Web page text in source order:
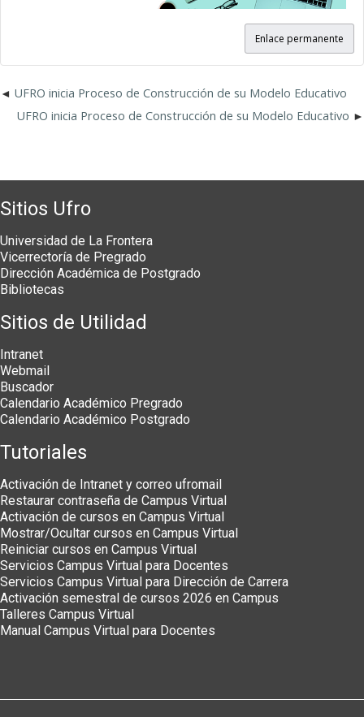
Enlace permanente
UFRO inicia Proceso de Construcción de su Modelo Educativo
UFRO inicia Proceso de Construcción de su Modelo Educativo
Sitios Ufro
Universidad de La Frontera
Vicerrectoría de Pregrado
Dirección Académica de Postgrado
Bibliotecas
Sitios de Utilidad
Intranet
Webmail
Buscador
Calendario Académico Pregrado
Calendario Académico Postgrado
Tutoriales
Activación de Intranet y correo ufromail
Restaurar contraseña de Campus Virtual
Activación de cursos en Campus Virtual
Mostrar/Ocultar cursos en Campus Virtual
Reiniciar cursos en Campus Virtual
Servicios Campus Virtual para Docentes
Servicios Campus Virtual para Dirección de Carrera
Activación semestral de cursos 2026 en Campus
Talleres Campus Virtual
Manual Campus Virtual para Docentes